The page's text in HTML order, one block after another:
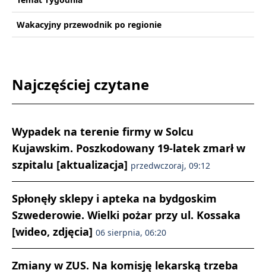
Wakacyjny przewodnik po regionie
Najczęściej czytane
Wypadek na terenie firmy w Solcu
Kujawskim. Poszkodowany 19-latek zmarł w
szpitalu [aktualizacja] przedwczoraj, 09:12
Spłonęły sklepy i apteka na bydgoskim
Szwederowie. Wielki pożar przy ul. Kossaka
[wideo, zdjęcia] 06 sierpnia, 06:20
Zmiany w ZUS. Na komisję lekarską trzeba